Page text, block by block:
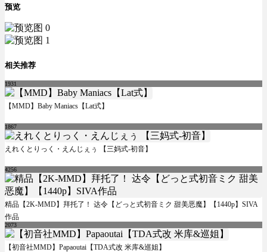
预览
相关推荐
1931
【MMD】Baby Maniacs【Lat式】
1867
えれくとりっく・えんじぇぅ 【三妈式-初音】
4256
精品【2K-MMD】拜托了！ 达令【どっと式初音ミク 甜美恶魔】【1440p】SIVA
作品
2073
【初音社MMD】Papaoutai【TDA式改 米库&巡姐】